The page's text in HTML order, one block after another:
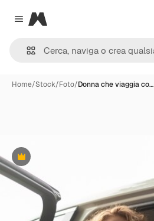
Close menu
Magnific
Home/Stock/Foto/Donna che viaggia co…
Premium